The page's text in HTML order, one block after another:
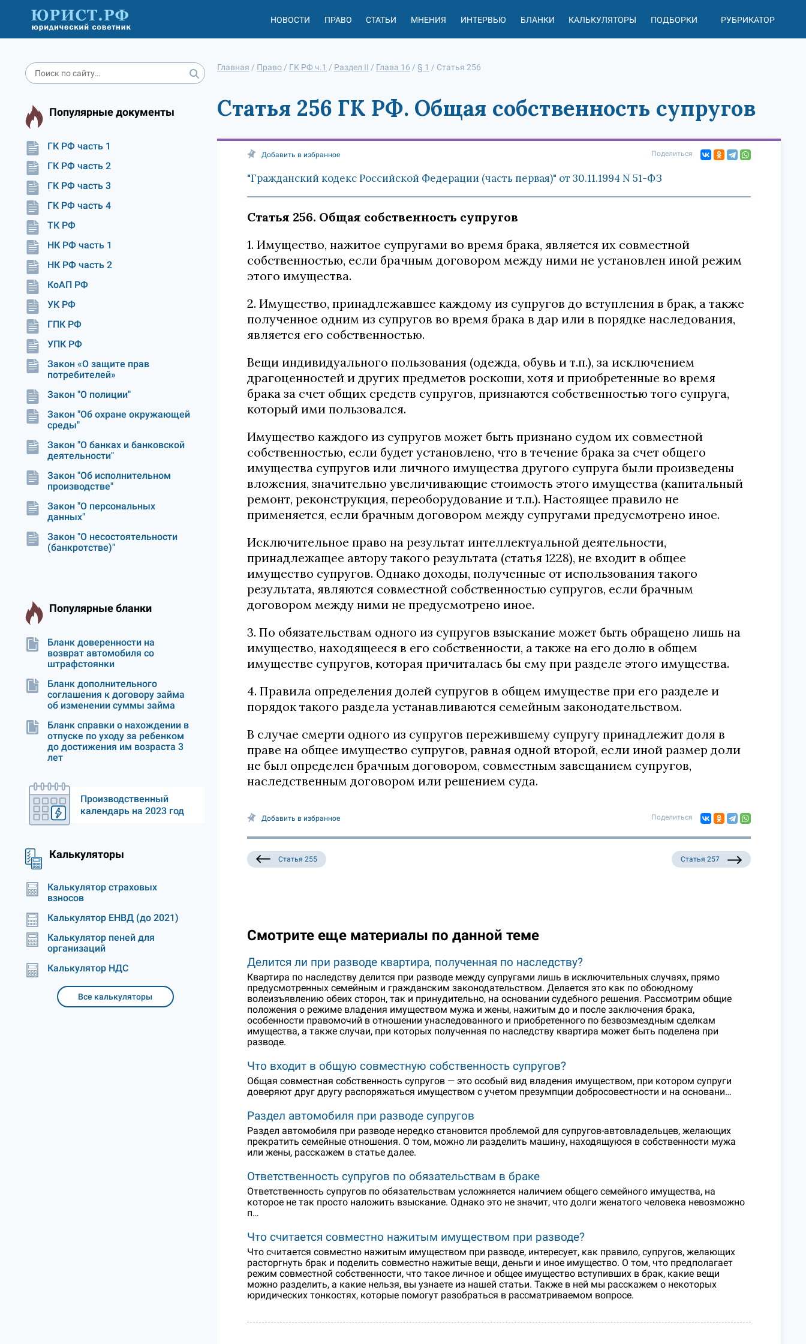
НОВОСТИ ПРАВО СТАТЬИ МНЕНИЯ ИНТЕРВЬЮ БЛАНКИ КАЛЬКУЛЯТОРЫ ПОДБОРКИ РУБРИКАТОР
Популярные документы
ГК РФ часть 1
ГК РФ часть 2
ГК РФ часть 3
ГК РФ часть 4
ТК РФ
НК РФ часть 1
НК РФ часть 2
КоАП РФ
УК РФ
ГПК РФ
УПК РФ
Закон «О защите прав
потребителей»
Закон "О полиции"
Закон "Об охране окружающей
среды"
Закон "О банках и банковской
деятельности"
Закон "Об исполнительном
производстве"
Закон "О персональных
данных"
Закон "О несостоятельности
(банкротстве)"
Популярные бланки
Бланк доверенности на
возврат автомобиля со
штрафстоянки
Бланк дополнительного
соглашения к договору займа
об изменении суммы займа
Бланк справки о нахождении в
отпуске по уходу за ребенком
до достижения им возраста 3
лет
Производственный
календарь на 2023 год
Калькуляторы
Калькулятор страховых
взносов
Калькулятор ЕНВД (до 2021)
Калькулятор пеней для
организаций
Калькулятор НДС
Все калькуляторы
Главная / Право / ГК РФ ч.1 / Раздел II / Глава 16 / § 1 / Статья 256
Статья 256 ГК РФ. Общая собственность супругов
Добавить в избранное Поделиться
"Гражданский кодекс Российской Федерации (часть первая)" от 30.11.1994 N 51-ФЗ
Статья 256. Общая собственность супругов
1. Имущество, нажитое супругами во время брака, является их совместной
собственностью, если брачным договором между ними не установлен иной режим
этого имущества.
2. Имущество, принадлежавшее каждому из супругов до вступления в брак, а также
полученное одним из супругов во время брака в дар или в порядке наследования,
является его собственностью.
Вещи индивидуального пользования (одежда, обувь и т.п.), за исключением
драгоценностей и других предметов роскоши, хотя и приобретенные во время
брака за счет общих средств супругов, признаются собственностью того супруга,
который ими пользовался.
Имущество каждого из супругов может быть признано судом их совместной
собственностью, если будет установлено, что в течение брака за счет общего
имущества супругов или личного имущества другого супруга были произведены
вложения, значительно увеличивающие стоимость этого имущества (капитальный
ремонт, реконструкция, переоборудование и т.п.). Настоящее правило не
применяется, если брачным договором между супругами предусмотрено иное.
Исключительное право на результат интеллектуальной деятельности,
принадлежащее автору такого результата (статья 1228), не входит в общее
имущество супругов. Однако доходы, полученные от использования такого
результата, являются совместной собственностью супругов, если брачным
договором между ними не предусмотрено иное.
3. По обязательствам одного из супругов взыскание может быть обращено лишь на
имущество, находящееся в его собственности, а также на его долю в общем
имуществе супругов, которая причиталась бы ему при разделе этого имущества.
4. Правила определения долей супругов в общем имуществе при его разделе и
порядок такого раздела устанавливаются семейным законодательством.
В случае смерти одного из супругов пережившему супругу принадлежит доля в
праве на общее имущество супругов, равная одной второй, если иной размер доли
не был определен брачным договором, совместным завещанием супругов,
наследственным договором или решением суда.
Добавить в избранное Поделиться
Статья 255 Статья 257
Смотрите еще материалы по данной теме
Делится ли при разводе квартира, полученная по наследству?
Квартира по наследству делится при разводе между супругами лишь в исключительных случаях, прямо
предусмотренных семейным и гражданским законодательством. Делается это как по обоюдному
волеизъявлению обеих сторон, так и принудительно, на основании судебного решения. Рассмотрим общие
положения о режиме владения имуществом мужа и жены, нажитым до и после заключения брака,
особенности правомочий в отношении унаследованного и приобретенного по безвозмездным сделкам
имущества, а также случаи, при которых полученная по наследству квартира может быть поделена при
разводе.
Что входит в общую совместную собственность супругов?
Общая совместная собственность супругов — это особый вид владения имуществом, при котором супруги
доверяют друг другу распоряжаться имуществом с учетом презумпции добросовестности и на основани…
Раздел автомобиля при разводе супругов
Раздел автомобиля при разводе нередко становится проблемой для супругов-автовладельцев, желающих
прекратить семейные отношения. О том, можно ли разделить машину, находящуюся в собственности мужа
или жены, расскажем в статье далее.
Ответственность супругов по обязательствам в браке
Ответственность супругов по обязательствам усложняется наличием общего семейного имущества, на
которое не так просто наложить взыскание. Однако это не значит, что долги женатого человека невозможно
п…
Что считается совместно нажитым имуществом при разводе?
Что считается совместно нажитым имуществом при разводе, интересует, как правило, супругов, желающих
расторгнуть брак и поделить совместно нажитые вещи, деньги и иное имущество. О том, что предполагает
режим совместной собственности, что такое личное и общее имущество вступивших в брак, какие вещи
можно разделить, а какие нельзя, вы узнаете из нашей статьи. Также в ней мы расскажем о некоторых
юридических тонкостях, которые помогут разобраться в рассматриваемом вопросе.